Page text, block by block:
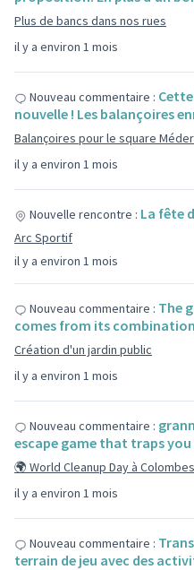
il y a environ 1 mois
Plus de bancs dans nos rues
il y a environ 1 mois
Nouveau commentaire :
nouvelle ! Les balançoires
Balançoires pour le square
il y a environ 1 mois
Nouvelle rencontre : La fête
Arc Sportif
il y a environ 1 mois
Nouveau commentaire : The
comes from its
Création d'un jardin public
il y a environ 1 mois
Nouveau commentaire :
escape game that traps
🌍 World Cleanup Day à
Nouveau commentaire :
terrain de jeu avec des